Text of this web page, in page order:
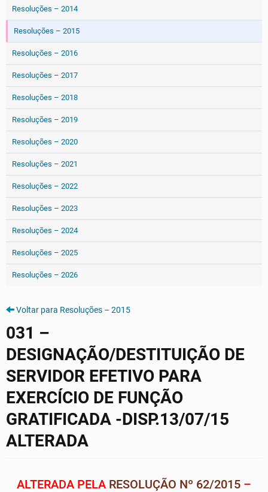
Resoluções – 2014
Resoluções – 2015
Resoluções – 2016
Resoluções – 2017
Resoluções – 2018
Resoluções – 2019
Resoluções – 2020
Resoluções – 2021
Resoluções – 2022
Resoluções – 2023
Resoluções – 2024
Resoluções – 2025
Resoluções – 2026
Voltar para Resoluções – 2015
031 –
DESIGNAÇÃO/DESTITUIÇÃO DE
SERVIDOR EFETIVO PARA
EXERCÍCIO DE FUNÇÃO
GRATIFICADA -DISP.13/07/15
ALTERADA
ALTERADA PELA RESOLUÇÃO Nº 62/2015 –